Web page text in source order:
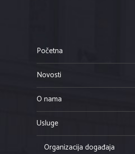
Početna
Novosti
O nama
Usluge
Organizacija događaja